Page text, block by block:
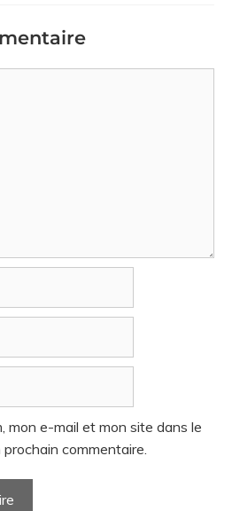
mon e-mail et mon site dans le
commentaire.